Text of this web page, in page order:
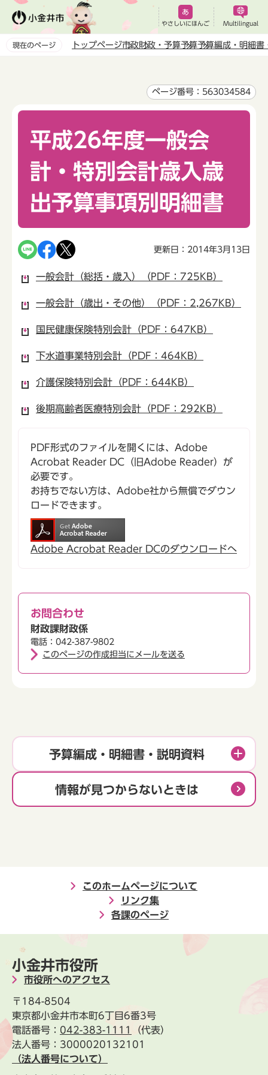
ペ
やさしいにほんご Multilingual
現在のページ トップページ市政財政・予算予算予算編成・明細書
ページ番号：563034584
平成26年度一般会
計・特別会計歳入歳
出予算事項別明細書
更新日：2014年3月13日
一般会計（総括・歳入）（PDF：725KB）
一般会計（歳出・その他）（PDF：2,267KB）
国民健康保険特別会計（PDF：647KB）
下水道事業特別会計（PDF：464KB）
介護保険特別会計（PDF：644KB）
後期高齢者医療特別会計（PDF：292KB）
PDF形式のファイルを開くには、Adobe
Acrobat Reader DC（旧Adobe Reader）が
必要です。
お持ちでない方は、Adobe社から無償でダウン
ロードできます。
Adobe Acrobat Reader DCのダウンロードへ
お問合わせ
財政課財政係
電話：042-387-9802
このページの作成担当にメールを送る
予算編成・明細書・説明資料
情報が見つからないときは
このホームページについて
リンク集
各課のページ
小金井市役所
市役所へのアクセス
〒184-8504
東京都小金井市本町6丁目6番3号
電話番号： 042-383-1111
（代表）
法人番号：3000020132101
（法人番号について）